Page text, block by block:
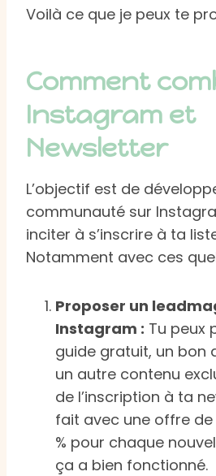
Voilà ce que je peux te
Comment
Instagram et
Newsletter
L’objectif est de
communauté sur
inciter à s’inscrire à ta
Notamment avec ces
Proposer un
Instagram : Tu peux
guide gratuit, un bon
un autre contenu
de l’inscription à ta
fait avec une offre de
% pour chaque
ça a bien fonctionné.